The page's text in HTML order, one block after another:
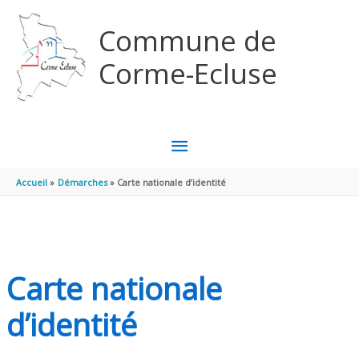
Commune de
Corme-Ecluse
MENU
PRINCIPAL
Accueil Démarches Carte nationale d’identité
Carte nationale
d’identité